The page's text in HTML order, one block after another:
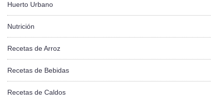
Huerto Urbano
Nutrición
Recetas de Arroz
Recetas de Bebidas
Recetas de Caldos